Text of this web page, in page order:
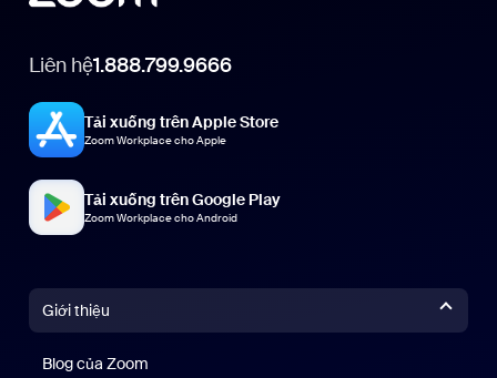
Liên hệ1.888.799.9666
Tải xuống trên Apple Store
Zoom Workplace cho Apple
Tải xuống trên Google Play
Zoom Workplace cho Android
Giới thiệu
Blog của Zoom